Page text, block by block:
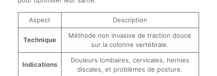
Aspect Description
Technique
Méthode non invasive de traction douce
sur la colonne vertébrale.
Indications
Douleurs lombaires, cervicales, hernies
discales, et problèmes de posture.